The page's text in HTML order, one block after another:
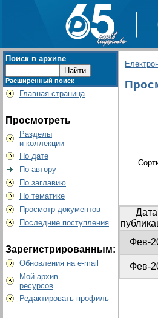
Поиск в архиве
Расширенный поиск
Главная страница
Просмотреть
Разделы
и коллекции
По дате
По автору
По заглавию
По тематике
Просмотр документов
Последние поступления
Зарегистрированным:
Обновления на e-mail
Мой архив
ресурсов
Редактировать профиль
Дата
Фев-
Фев-